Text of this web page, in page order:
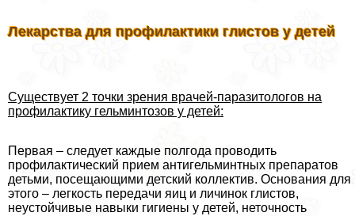
Лекарства для профилактики глистов у детей
Существует 2 точки зрения врачей-паразитологов на
профилактику гельминтозов у детей:
Первая – следует каждые полгода проводить
профилактический прием антигельминтных препаратов
детьми, посещающими детский коллектив. Основания для
этого – легкость передачи яиц и личинок глистов,
неустойчивые навыки гигиены у детей, неточность